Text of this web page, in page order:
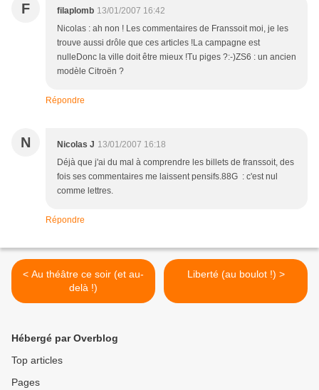
F filaplomb 13/01/2007 16:42
Nicolas : ah non ! Les commentaires de Franssoit moi, je les
trouve aussi drôle que ces articles !La campagne est
nulleDonc la ville doit être mieux !Tu piges ?:-)ZS6 : un ancien
modèle Citroën ?
Répondre
N Nicolas J 13/01/2007 16:18
Déjà que j'ai du mal à comprendre les billets de franssoit, des
fois ses commentaires me laissent pensifs.88G : c'est nul
comme lettres.
Répondre
< Au théâtre ce soir (et au-
delà !)
Liberté (au boulot !) >
Hébergé par Overblog
Top articles
Pages